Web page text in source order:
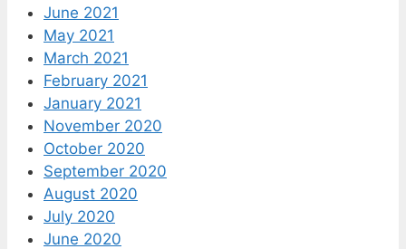
June 2021
May 2021
March 2021
February 2021
January 2021
November 2020
October 2020
September 2020
August 2020
July 2020
June 2020